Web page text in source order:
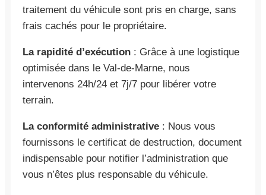
traitement du véhicule sont pris en charge, sans
frais cachés pour le propriétaire.
La rapidité d’exécution : Grâce à une logistique
optimisée dans le Val-de-Marne, nous
intervenons 24h/24 et 7j/7 pour libérer votre
terrain.
La conformité administrative : Nous vous
fournissons le certificat de destruction, document
indispensable pour notifier l’administration que
vous n’êtes plus responsable du véhicule.